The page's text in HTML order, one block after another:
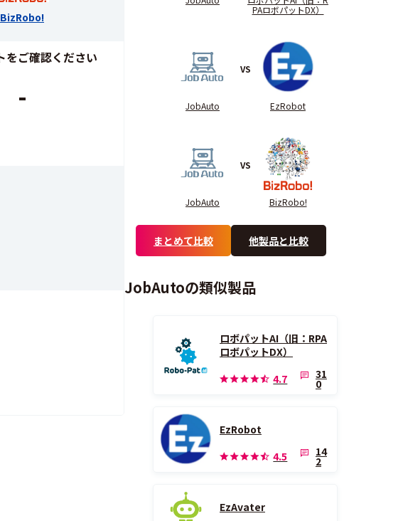
BizRobo!
をご確認ください
-
PAロボパットDX）
JobAuto
VS
EzRobot
JobAuto
VS
BizRobo!
まとめて比較 他製品と比較
JobAutoの類似製品
ロボパットAI（旧：RPA
ロボパットDX）
4.7
31
0
EzRobot
4.5
14
2
EzAvater